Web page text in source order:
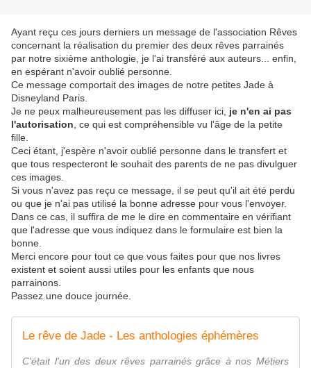
Ayant reçu ces jours derniers un message de l'association Rêves
concernant la réalisation du premier des deux rêves parrainés
par notre sixième anthologie, je l'ai transféré aux auteurs... enfin,
en espérant n'avoir oublié personne.
Ce message comportait des images de notre petites Jade à
Disneyland Paris.
Je ne peux malheureusement pas les diffuser ici, je n'en ai pas
l'autorisation , ce qui est compréhensible vu l'âge de la petite
fille.
Ceci étant, j'espère n'avoir oublié personne dans le transfert et
que tous respecteront le souhait des parents de ne pas divulguer
ces images.
Si vous n'avez pas reçu ce message, il se peut qu'il ait été perdu
ou que je n'ai pas utilisé la bonne adresse pour vous l'envoyer.
Dans ce cas, il suffira de me le dire en commentaire en vérifiant
que l'adresse que vous indiquez dans le formulaire est bien la
bonne.
Merci encore pour tout ce que vous faites pour que nos livres
existent et soient aussi utiles pour les enfants que nous
parrainons.
Passez une douce journée.
Le rêve de Jade - Les anthologies éphémères
C'était l'un des deux rêves parrainés grâce à nos Métiers